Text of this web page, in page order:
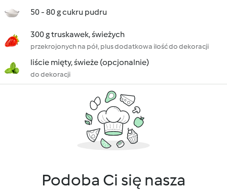
50 - 80 g cukru pudru
300 g truskawek, świeżych
przekrojonych na pół, plus dodatkowa ilość do dekoracji
liście mięty, świeże (opcjonalnie)
do dekoracji
Podoba Ci się nasza